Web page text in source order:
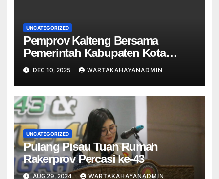
UNCATEGORIZED
Pemprov Kalteng Bersama
Pemerintah Kabupaten Kota
Komitmen Dukung Pelaksanaan
Manajemen Talenta ASN
DEC 10, 2025 WARTAKAHAYANADMIN
UNCATEGORIZED
Pulang Pisau Tuan Rumah
Rakerprov Percasi ke-43
AUG 29, 2024 WARTAKAHAYANADMIN